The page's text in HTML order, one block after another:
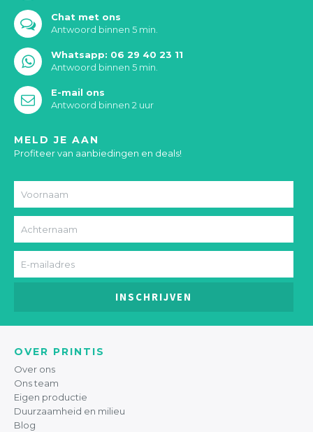
Chat met ons
Antwoord binnen 5 min.
Whatsapp: 06 29 40 23 11
Antwoord binnen 5 min.
E-mail ons
Antwoord binnen 2 uur
MELD JE AAN
Profiteer van aanbiedingen en deals!
INSCHRIJVEN
OVER PRINTIS
Over ons
Ons team
Eigen productie
Duurzaamheid en milieu
Blog